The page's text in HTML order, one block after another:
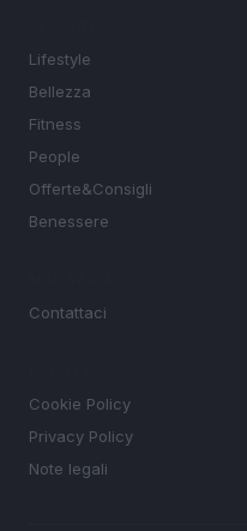
Lifestyle
Bellezza
Fitness
People
Offerte&Consigli
Benessere
Contattaci
Cookie Policy
Privacy Policy
Note legali